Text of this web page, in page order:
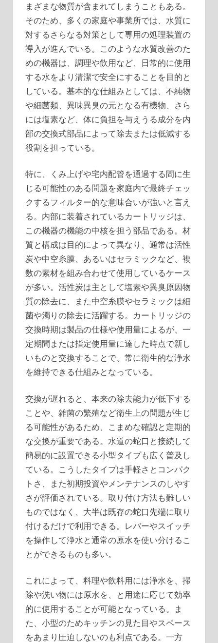
まざまな物質が含まれてしまうこともある。
そのため、多くの家庭や事業所では、水質に
対するさらなる対策として専用の処理装置の
導入が進んでいる。このような水質改善のた
めの機器は、調理や飲用など、日常的に使用
する水をより清潔で安全にすることを目的と
している。基本的な仕組みとしては、不純物
や細菌類、異味異臭の元となる有機物、さら
には塩素など、体に負担を与えうる成分を内
部の交換式部品によって除去または低減する
役割を担っている。
特に、くみ上げや宅内配管を通過する間に生
じる可能性のある問題を家庭内で最終チェッ
クするフィルター的な意味合いが強いと言え
る。内部に装着されているカートリッジは、
この機器の機能の中核を担う部品である。材
質と構成は目的によって異なり、通常は活性
炭や中空糸膜、あるいはセラミックなど、複
数の素材を組み合わせて使用しているケース
が多い。活性炭は主として塩素や異臭原因物
質の除去に、また中空糸膜やセラミックは細
菌や濁りの除去に活躍する。カートリッジの
交換時期は製品の仕様や使用量によるが、一
定期間または指定使用量に達した時点で新し
いものと交換することで、常に衛生的な浄水
を維持できる仕組みとなっている。
交換が遅れると、本来の除去能力が低下する
ことや、雑菌の繁殖など衛生上の問題が生じ
る可能性があるため、こまめな確認と定期的
な交換が重要である。水道の蛇口と接続して
簡易的に設置できる小型タイプも広く普及し
ている。こうしたタイプは手軽さとコンパク
トさ、また初期投資やメンテナンスのしやす
さが評価されている。取り付け方法も難しい
ものではなく、大半は既存の蛇口先端に取り
付けるだけで利用できる。レバーやスイッチ
を操作して浄水と通常の原水を使い分けるこ
とができるものも多い。
これによって、料理や飲料用には浄水を、掃
除や洗い物には原水を、と用途に応じて効率
的に使用することが可能となっている。ま
た、小型のためキッチンの見た目やスペース
をあまり圧迫しないのも利点である。一方